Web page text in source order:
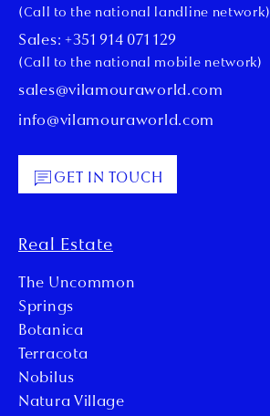
(Call to the national landline network)
Sales: +351 914 071 129
(Call to the national mobile network)
sales@vilamouraworld.com
info@vilamouraworld.com
GET IN TOUCH
Real Estate
The Uncommon
Springs
Botanica
Terracota
Nobilus
Natura Village